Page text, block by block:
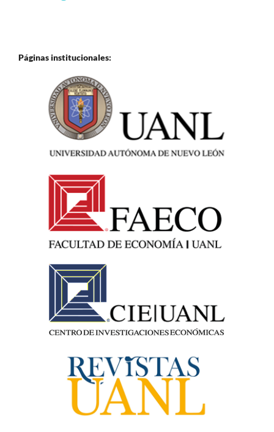
Páginas institucionales: